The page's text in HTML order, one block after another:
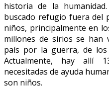
historia de la
buscado refugio fuera del
niños, principalmente en
millones de sirios se han
país por la guerra, de
Actualmente, hay allí
necesitadas de ayuda
son niños.